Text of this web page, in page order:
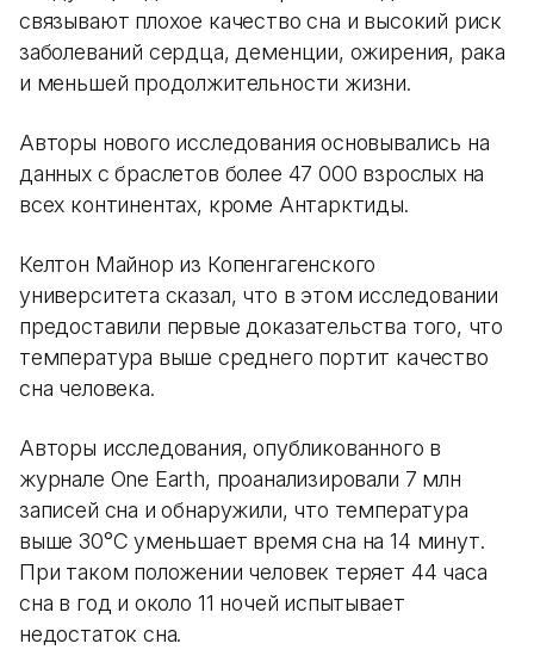
связывают плохое качество сна и высокий риск
заболеваний сердца, деменции, ожирения, рака
и меньшей продолжительности жизни.
Авторы нового исследования основывались на
данных с браслетов более 47 000 взрослых на
всех континентах, кроме Антарктиды.
Келтон Майнор из Копенгагенского
университета сказал, что в этом исследовании
предоставили первые доказательства того, что
температура выше среднего портит качество
сна человека.
Авторы исследования, опубликованного в
журнале One Earth, проанализировали 7 млн
записей сна и обнаружили, что температура
выше 30°C уменьшает время сна на 14 минут.
При таком положении человек теряет 44 часа
сна в год и около 11 ночей испытывает
недостаток сна.